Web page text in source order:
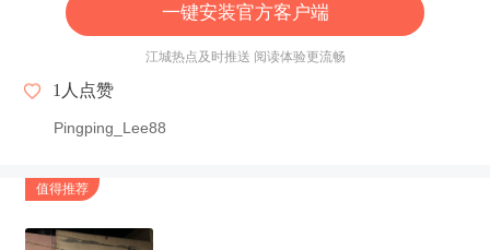
一键安装官方客户端
江城热点及时推送 阅读体验更流畅
1 人点赞
Pingping_Lee88
值得推荐